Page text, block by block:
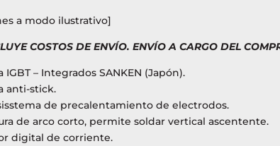
a modo ilustrativo]
COSTOS DE ENVÍO. ENVÍO A CARGO DEL
IGBT – Integrados SANKEN (Japón).
anti-stick.
de precalentamiento de electrodos.
de arco corto, permite soldar vertical ascentente.
digital de corriente.